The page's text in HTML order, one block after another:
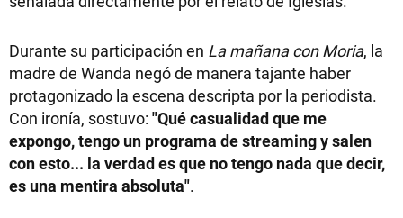
Durante su participación en La mañana con Moria, la
madre de Wanda negó de manera tajante haber
protagonizado la escena descripta por la periodista.
Con ironía, sostuvo: "Qué casualidad que me
expongo, tengo un programa de streaming y salen
con esto... la verdad es que no tengo nada que decir,
es una mentira absoluta".